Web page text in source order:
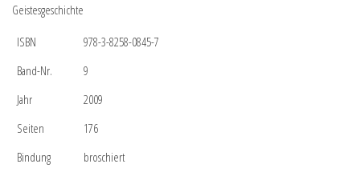
Geistesgeschichte
ISBN
978-3-8258-0845-7
Band-Nr.
9
Jahr
2009
Seiten
176
Bindung
broschiert